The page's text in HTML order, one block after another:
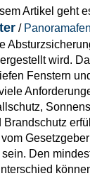
Artikel geht
/
wird.
Fenstern
Brandschutz
Den